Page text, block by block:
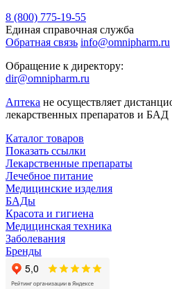
8 (800) 775-19-55
Единая справочная служба
Обратная связь info@omnipharm.ru
Обращение к директору:
dir@omnipharm.ru
Аптека не осуществляет
лекарственных препаратов и БАД
Каталог товаров
Показать ссылки
Лекарственные препараты
Лечебное питание
Медицинские изделия
БАДы
Красота и гигиена
Медицинская техника
Заболевания
Бренды